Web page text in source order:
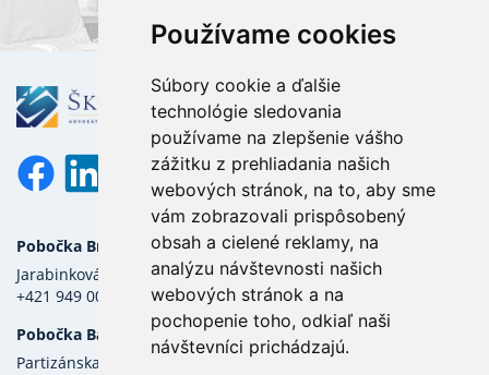
Používame cookies
Súbory cookie a ďalšie
technológie sledovania
používame na zlepšenie vášho
zážitku z prehliadania našich
webových stránok, na to, aby sme
vám zobrazovali prispôsobený
obsah a cielené reklamy, na
analýzu návštevnosti našich
webových stránok a na
pochopenie toho, odkiaľ naši
návštevníci prichádzajú.
Pobočka Bratislava
Jarabinková 2C, 821 09 Bratislava
+421 949 005 551
Pobočka Banská Bystrica
Partizánska cesta 6626/3, 974 01
O nás
Prečo my?
Služby